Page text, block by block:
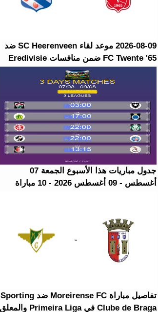
2026-08-09 موعد لقاء SC Heerenveen ضد
FC Twente '65 ضمن منافسات Eredivisie
جدول مباريات هذا الأسبوع الجمعة 07
أغسطس - 09 أغسطس 2026 - 10 مباراة
تفاصيل مباراة Moreirense FC ضد Sporting
Clube de Braga في Primeira Liga والمعلق